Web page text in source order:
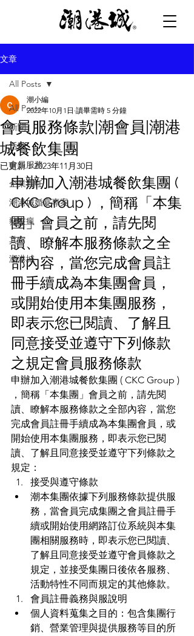
文章
All Posts
新聞
活動
會員服務
企業責任
潮港城婚宴專案
豬在瘋
其它
潮港城
All Posts
會員服務條款|潮會員|潮港
城餐飲集團
潮小編
2022年10月1日 讀畢需時 5 分鐘
已更新：2023年11月30日
申辦加入潮港城餐飲集團 (
CKC Group ) ，簡稱「本集
團」會員之前，請先閱
讀、瞭解本服務條款之全
部內容，當您完成會員註
冊手續成為本集團會員，
或開始使用本集團服務，
即表示您已閱讀、了解且
同意接受並遵守下列條款
之規定會員服務條款
申辦加入潮港城餐飲集團 ( CKC Group )
，簡稱「本集團」會員之前，請先閱
讀、瞭解本服務條款之全部內容，當您
完成會員註冊手續成為本集團會員，或
開始使用本集團服務，即表示您已閱
讀、了解且同意接受並遵守下列條款之
規定：
接受與遵守條款
潮本集團依據下列服務條款提供服
務，當會員完成集團之會員註冊手
續或開始使用網路訂位系統與本集
團相關服務時，即表示您已閱讀、
了解且同意接受並遵守會員條款之
規定，並接受集團日後依各服務、
活動特性不同而規定的其他條款。
會員註冊義務與服說明
個人資料蒐集之目的：包含集團行
銷、營業管理與提供服務等目的所